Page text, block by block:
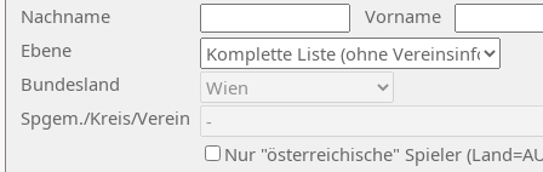
Nachname
Vorname
Ebene
Bundesland
Spgem./Kreis/Verein
Nur "österreichische" Spieler